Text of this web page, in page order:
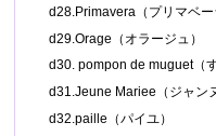
d28.Primavera（プリマベー
d29.Orage（オラージュ）
d30. pompon de muguet（
d31.Jeune Mariee（ジャン
d32.paille（パイユ）